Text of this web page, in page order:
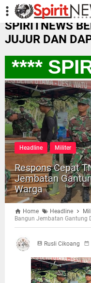
-->
SPIRITNEWS
JUJUR DAN
Headline Militer
Respons Cepat
Jembatan
Warga
Home Headline
Bangun Jembatan Gantung
Rusli Cikoang